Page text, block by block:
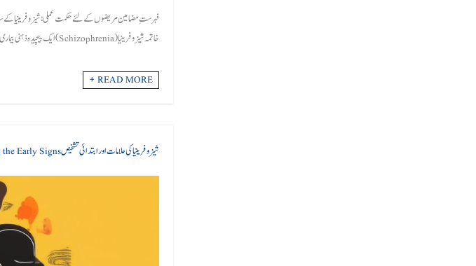
فہرستِ مضامین مریضوں کے لئے حکمت عملی: شیزوفرینیا کے
خاتمہ شیزوفرینیا (Schizophrenia) ایک پیچیدہ ذہنی بیماری ہے جو لاکھوں افراد کی زندگیوں پر اثر ...
READ MORE +
شیزوفرینیا کی علامات اور ابتدائی تشخیص Schizophrenia Symptoms & Diagnostics: Recognising the Early Signs